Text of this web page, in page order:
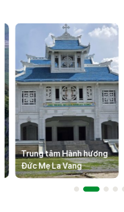
Trung tâm Hành hương
Đức Mẹ La Vang